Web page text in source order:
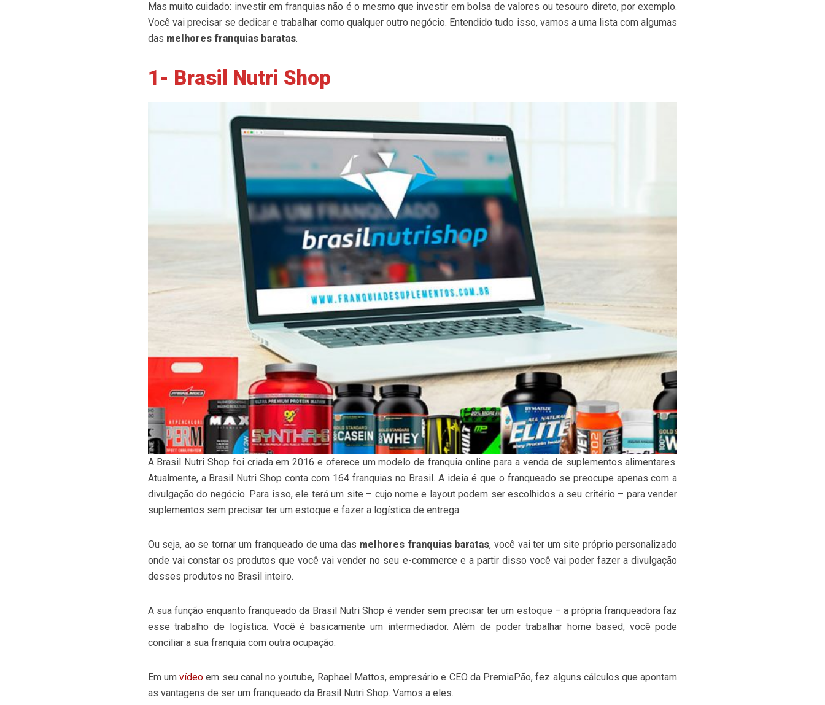
Mas muito cuidado: investir em franquias não é o mesmo que investir em bolsa de valores ou tesouro direto, por exemplo.
Você vai precisar se dedicar e trabalhar como qualquer outro negócio. Entendido tudo isso, vamos a uma lista com algumas
das melhores franquias baratas.
1- Brasil Nutri Shop
A Brasil Nutri Shop foi criada em 2016 e oferece um modelo de franquia online para a venda de suplementos alimentares.
Atualmente, a Brasil Nutri Shop conta com 164 franquias no Brasil. A ideia é que o franqueado se preocupe apenas com a
divulgação do negócio. Para isso, ele terá um site – cujo nome e layout podem ser escolhidos a seu critério – para vender
suplementos sem precisar ter um estoque e fazer a logística de entrega.
Ou seja, ao se tornar um franqueado de uma das melhores franquias baratas, você vai ter um site próprio personalizado
onde vai constar os produtos que você vai vender no seu e-commerce e a partir disso você vai poder fazer a divulgação
desses produtos no Brasil inteiro.
A sua função enquanto franqueado da Brasil Nutri Shop é vender sem precisar ter um estoque – a própria franqueadora faz
esse trabalho de logística. Você é basicamente um intermediador. Além de poder trabalhar home based, você pode
conciliar a sua franquia com outra ocupação.
Em umvídeo em seu canal no youtube, Raphael Mattos, empresário e CEO da PremiaPão, fez alguns cálculos que apontam
as vantagens de ser um franqueado da Brasil Nutri Shop. Vamos a eles.